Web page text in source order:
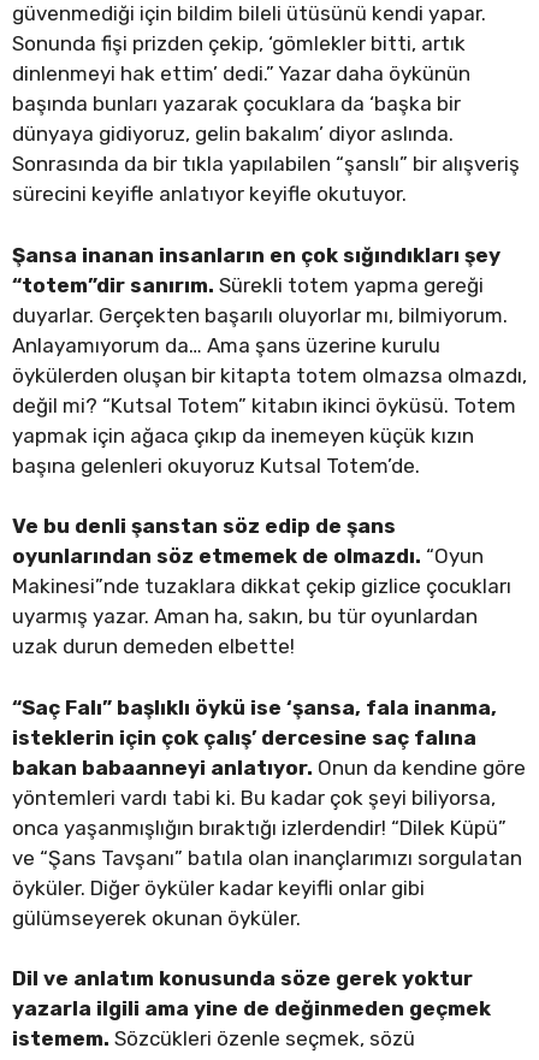
güvenmediği için bildim bileli ütüsünü kendi yapar.
Sonunda fişi prizden çekip, ‘gömlekler bitti, artık
dinlenmeyi hak ettim’ dedi.” Yazar daha öykünün
başında bunları yazarak çocuklara da ‘başka bir
dünyaya gidiyoruz, gelin bakalım’ diyor aslında.
Sonrasında da bir tıkla yapılabilen “şanslı” bir alışveriş
sürecini keyifle anlatıyor keyifle okutuyor.
Şansa inanan insanların en çok sığındıkları şey
“totem”dir sanırım. Sürekli totem yapma gereği
duyarlar. Gerçekten başarılı oluyorlar mı, bilmiyorum.
Anlayamıyorum da… Ama şans üzerine kurulu
öykülerden oluşan bir kitapta totem olmazsa olmazdı,
değil mi? “Kutsal Totem” kitabın ikinci öyküsü. Totem
yapmak için ağaca çıkıp da inemeyen küçük kızın
başına gelenleri okuyoruz Kutsal Totem’de.
Ve bu denli şanstan söz edip de şans
oyunlarından söz etmemek de olmazdı. “Oyun
Makinesi”nde tuzaklara dikkat çekip gizlice çocukları
uyarmış yazar. Aman ha, sakın, bu tür oyunlardan
uzak durun demeden elbette!
“Saç Falı” başlıklı öykü ise ‘şansa, fala inanma,
isteklerin için çok çalış’ dercesine saç falına
bakan babaanneyi anlatıyor. Onun da kendine göre
yöntemleri vardı tabi ki. Bu kadar çok şeyi biliyorsa,
onca yaşanmışlığın bıraktığı izlerdendir! “Dilek Küpü”
ve “Şans Tavşanı” batıla olan inançlarımızı sorgulatan
öyküler. Diğer öyküler kadar keyifli onlar gibi
gülümseyerek okunan öyküler.
Dil ve anlatım konusunda söze gerek yoktur
yazarla ilgili ama yine de değinmeden geçmek
istemem. Sözcükleri özenle seçmek, sözü